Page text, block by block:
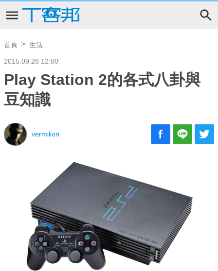
首頁 生活
2015.09.28 12:00
Play Station 2的各式八卦與
豆知識
vermilion